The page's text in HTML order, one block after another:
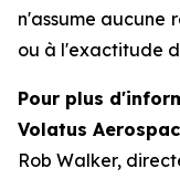
n'assume aucune
ou à l'exactitude
Pour plus
Volatus
Rob Walker,